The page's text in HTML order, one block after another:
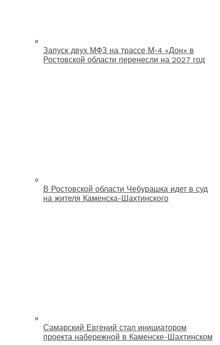
Запуск двух МФЗ на трассе М-4 «Дон» в
Ростовской области перенесли на 2027 год
В Ростовской области Чебурашка идет в суд
на жителя Каменска-Шахтинского
Самарский Евгений стал инициатором
проекта набережной в Каменске-Шахтинском